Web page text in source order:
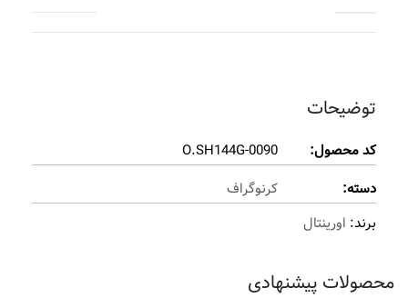
توضیحات
کد محصول:
O.SH144G-0090
دسته:
کرنوگراف
برند: اورینتال
محصولات پیشنهادی